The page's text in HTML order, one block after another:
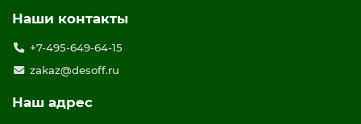
Наши контакты
+7-495-649-64-15
zakaz@desoff.ru
Наш адрес